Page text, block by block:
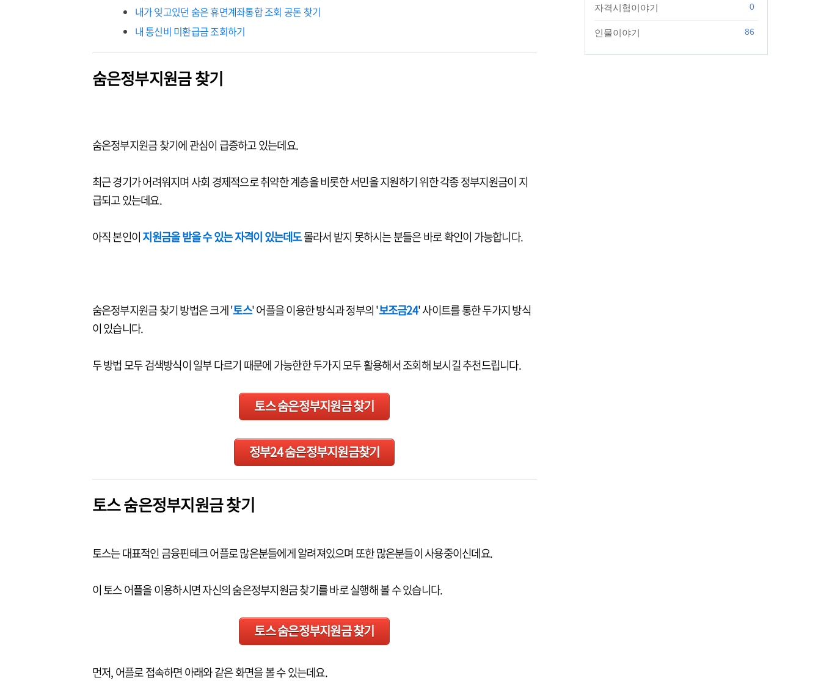
내가 잊고있던 숨은 휴면계좌통합 조회 공돈 찾기
내 통신비 미환급금 조회하기
숨은정부지원금 찾기
숨은정부지원금 찾기에 관심이 급증하고 있는데요.
최근 경기가 어려워지며 사회 경제적으로 취약한 계층을 비롯한 서민을 지원하기 위한 각종 정부지원금이 지
급되고 있는데요.
아직 본인이지원금을 받을 수 있는 자격이 있는데도몰라서 받지 못하시는 분들은 바로 확인이 가능합니다.
숨은정부지원금 찾기 방법은 크게 '토스' 어플을 이용한 방식과 정부의 '보조금24' 사이트를 통한 두가지 방식
이 있습니다.
두 방법 모두 검색방식이 일부 다르기 때문에 가능한한 두가지 모두 활용해서 조회해 보시길 추천드립니다.
토스 숨은정부지원금 찾기
정부24 숨은정부지원금찾기
토스 숨은정부지원금 찾기
토스는 대표적인 금융핀테크 어플로 많은분들에게 알려져있으며 또한 많은분들이 사용중이신데요.
이 토스 어플을 이용하시면 자신의 숨은정부지원금 찾기를 바로 실행해 볼 수 있습니다.
토스 숨은정부지원금 찾기
먼저, 어플로 접속하면 아래와 같은 화면을 볼 수 있는데요.
자격시험이야기 0
인물이야기 86